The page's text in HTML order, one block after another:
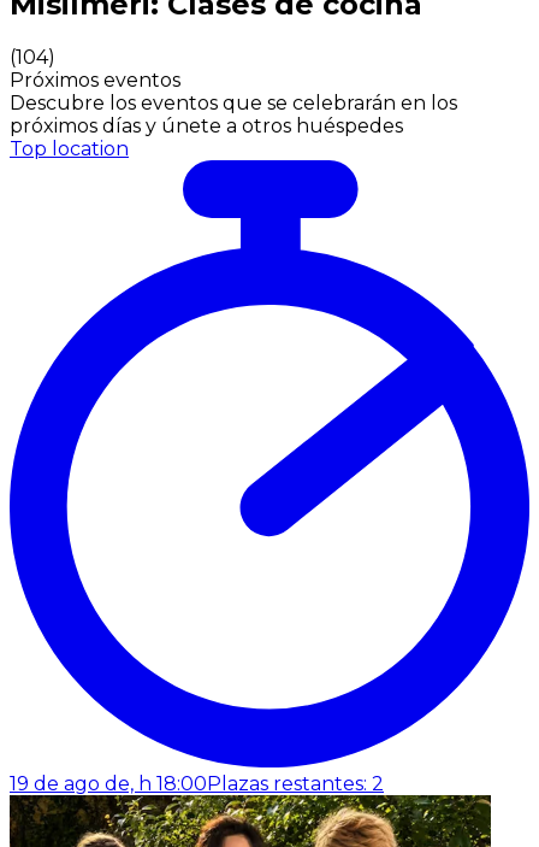
(104)
Próximos eventos
Descubre los eventos que se celebrarán en los
próximos días y únete a otros huéspedes
Top location
19 de ago de, h 18:00 Plazas restantes: 2